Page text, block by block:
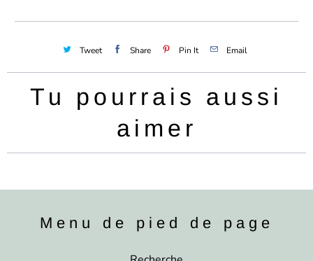
Tweet Share Pin It Email
Tu pourrais aussi
aimer
Menu de pied de page